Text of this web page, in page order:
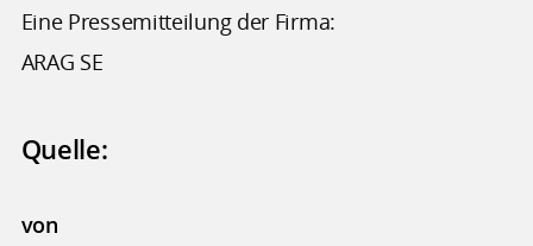
Eine Pressemitteilung der Firma:
ARAG SE
Quelle:
von